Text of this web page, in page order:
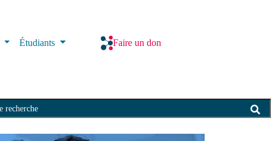
Étudiants Faire un don